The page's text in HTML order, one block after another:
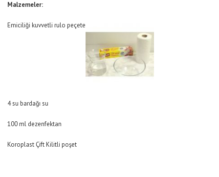
Malzemeler:
Emiciliği kuvvetli rulo peçete
4 su bardağı su
100 ml dezenfektan
Koroplast Çift Kilitli poşet